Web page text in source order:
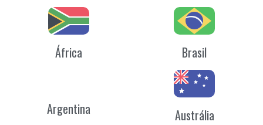
África Brasil
Argentina Austrália